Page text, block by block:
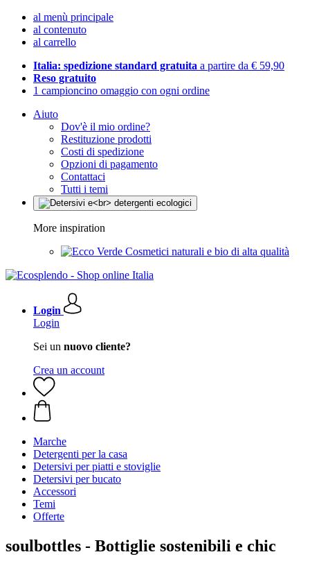
al menù principale
al contenuto
al carrello
Italia: spedizione standard gratuita a partire da € 59,90
Reso gratuito
1 campioncino omaggio con ogni ordine
Aiuto
Dov'è il mio ordine?
Restituzione prodotti
Costi di spedizione
Opzioni di pagamento
Contattaci
Tutti i temi
More inspiration
Cosmetici naturali e bio di alta qualità
Login
Login
Sei un nuovo cliente?
Crea un account
Marche
Detergenti per la casa
Detersivi per piatti e stoviglie
Detersivi per bucato
Accessori
Temi
Offerte
soulbottles - Bottiglie sostenibili e chic